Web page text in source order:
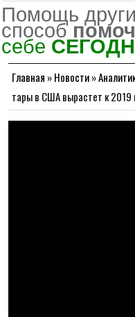
Помощь
способ
себе
Главная »Новости»
тары в США вырастет к 2019